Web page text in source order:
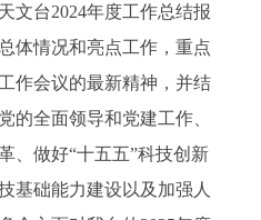
文台2024年度工作总结报
体情况和亮点工作，重点
作会议的最新精神，并结
的全面领导和党建工作、
、做好“十五五”科技创新
基础能力建设以及加强人